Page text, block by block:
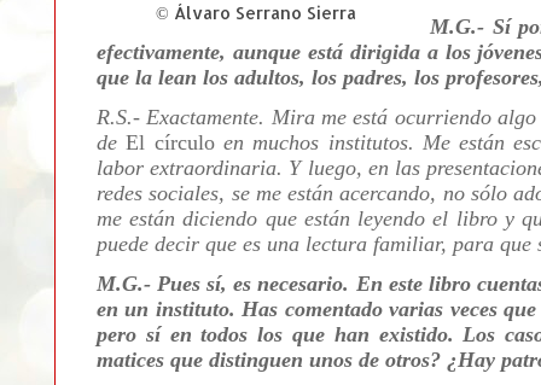
© Álvaro Serrano Sierra
M.G.- Sí
efectivamente, aunque está dirigida a los
que la lean los adultos, los padres, los
R.S.- Exactamente. Mira me está ocurriendo
deEl círculoen muchos institutos. Me están
labor extraordinaria. Y luego, en las
redes sociales, se me están acercando, no sólo
me están diciendo que están leyendo el libro y
puede decir que es una lectura familiar, para que
M.G.- Pues sí, es necesario. En este libro
en un instituto. Has comentado varias veces
pero sí en todos los que han existido. Los
matices que distinguen unos de otros? ¿Hay